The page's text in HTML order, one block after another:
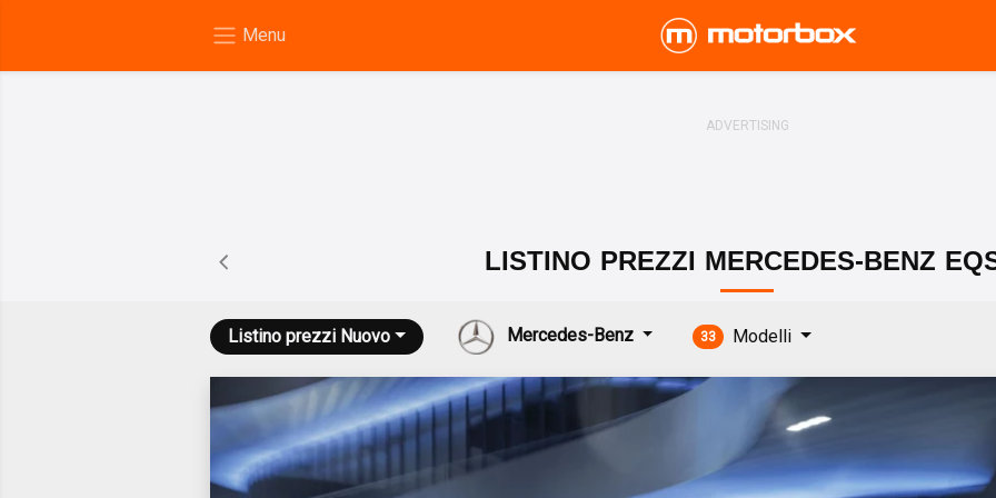
LISTINO PREZZI MERCEDES-BENZ
Listino prezzi Nuovo Mercedes-Benz 33 Modelli